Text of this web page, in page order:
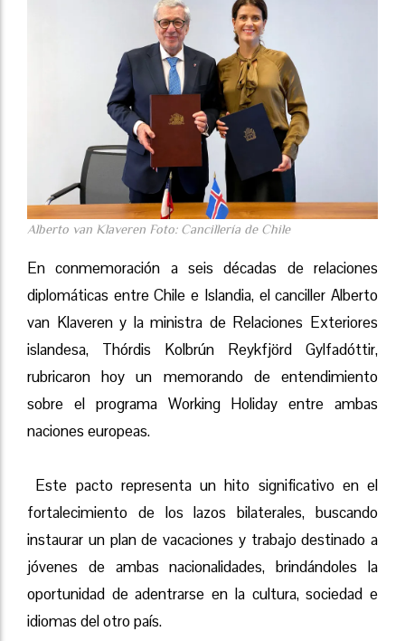
Alberto van Klaveren Foto: Cancillería de Chile
En conmemoración a seis décadas de relaciones
diplomáticas entre Chile e Islandia, el canciller Alberto
van Klaveren y la ministra de Relaciones Exteriores
islandesa, Thórdis Kolbrún Reykfjörd Gylfadóttir,
rubricaron hoy un memorando de entendimiento
sobre el programa Working Holiday entre ambas
naciones europeas.
Este pacto representa un hito significativo en el
fortalecimiento de los lazos bilaterales, buscando
instaurar un plan de vacaciones y trabajo destinado a
jóvenes de ambas nacionalidades, brindándoles la
oportunidad de adentrarse en la cultura, sociedad e
idiomas del otro país.